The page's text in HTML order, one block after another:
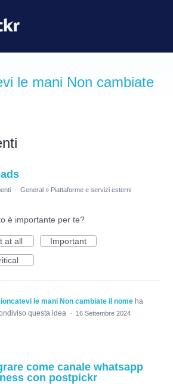
le mani Non cambiate
· General » Piattaforme e servizi esterni
è importante per te?
at all
Important
le mani Non cambiate il nome ha
questa idea · 16 Settembre 2024
come canale whatsapp
con postpickr